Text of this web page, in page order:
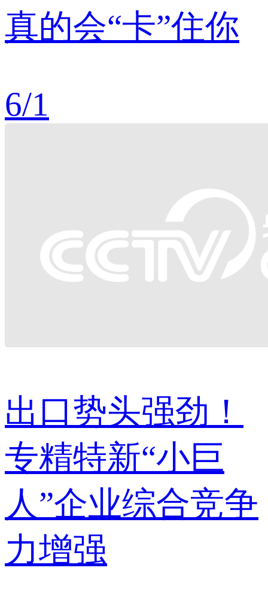
真的会“卡”住你
6/1
出口势头强劲！
专精特新“小巨
人”企业综合竞争
力增强